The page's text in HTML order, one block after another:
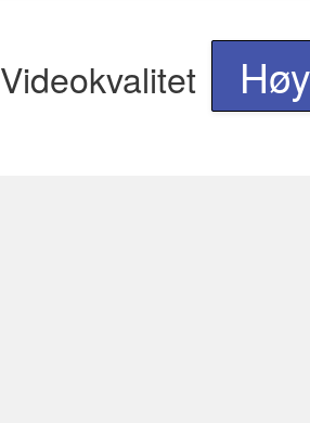
Videokvalitet Høy